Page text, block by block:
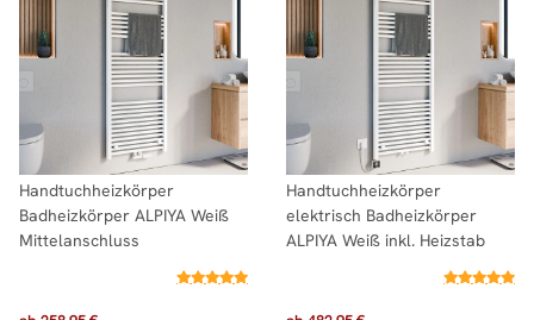
Handtuchheizkörper
Badheizkörper ALPIYA Weiß
Mittelanschluss
Handtuchheizkörper
elektrisch Badheizkörper
ALPIYA Weiß inkl. Heizstab